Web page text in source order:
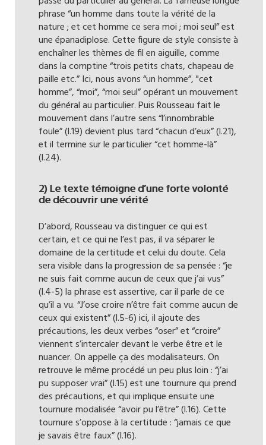
phrase “un homme dans toute la vérité de la
nature ; et cet homme ce sera moi ; moi seul” est
une épanadiplose. Cette figure de style consiste à
enchaîner les thèmes de fil en aiguille, comme
dans la comptine “trois petits chats, chapeau de
paille etc.” Ici, nous avons “un homme”, "cet
homme”, “moi”, “moi seul” opérant un mouvement
du général au particulier. Puis Rousseau fait le
mouvement dans l’autre sens “l’innombrable
foule” (l.19) devient plus tard “chacun d’eux” (l.21),
et il termine sur le particulier “cet homme-là”
(l.24).
2) Le texte témoigne d’une forte volonté
de découvrir une vérité
D’abord, Rousseau va distinguer ce qui est
certain, et ce qui ne l’est pas, il va séparer le
domaine de la certitude et celui du doute. Cela
sera visible dans la progression de sa pensée : “je
ne suis fait comme aucun de ceux que j’ai vus”
(l.4-5) la phrase est assertive, car il parle de ce
qu’il a vu. “J’ose croire n’être fait comme aucun de
ceux qui existent” (l.5-6) ici, il ajoute des
précautions, les deux verbes “oser” et “croire”
viennent s’intercaler devant le verbe être et le
nuancer. On appelle ça des modalisateurs. On
retrouve le même procédé un peu plus loin : “j’ai
pu supposer vrai” (l.15) est une tournure qui prend
des précautions, et qui implique ensuite une
tournure modalisée “avoir pu l’être” (l.16). Cette
tournure s’oppose à la certitude : “jamais ce que
je savais être faux” (l.16).